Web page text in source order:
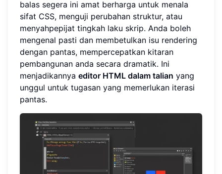
balas segera ini amat berharga untuk menala
sifat CSS, menguji perubahan struktur, atau
menyahpepijat tingkah laku skrip. Anda boleh
mengenal pasti dan membetulkan isu rendering
dengan pantas, mempercepatkan kitaran
pembangunan anda secara dramatik. Ini
menjadikannya editor HTML dalam talian yang
unggul untuk tugasan yang memerlukan iterasi
pantas.